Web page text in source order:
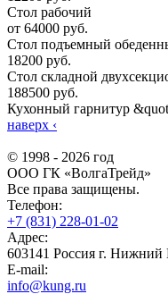
Стол рабочий
от 64000 руб.
Стол подъемный
18200 руб.
Стол складной
188500 руб.
Кухонный гарнитур
наверх ‹
© 1998 - 2026 год
ООО ГК «ВолгаТрейд»
Все права защищены.
Телефон:
+7 (831) 228-01-02
Адрес:
603141 Россия г.
E-mail:
info@kung.ru